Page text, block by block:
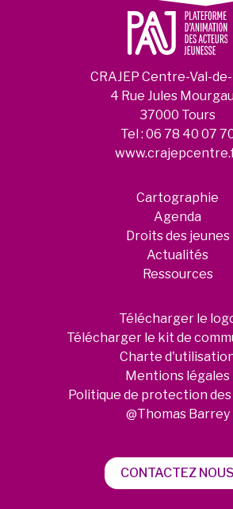
CRAJEP Centre-Val-
4 Rue Jules
37000 Tours
Tel : 06 78 40 07
Cartographie
Agenda
Droits des jeunes
Actualités
Ressources
Télécharger le
Télécharger le kit de
Charte
Mentions légales
Politique de protection
@Thomas Barrey
CONTACTEZ NOUS